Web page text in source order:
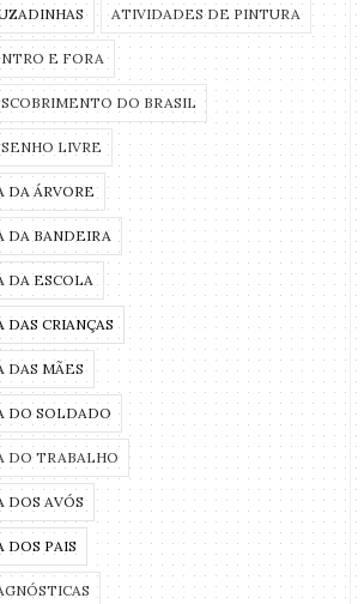
ATIVIDADES DE PINTURA
E FORA
DO BRASIL
LIVRE
DA ÁRVORE
DA BANDEIRA
DA ESCOLA
CRIANÇAS
DAS MÃES
DO SOLDADO
DO TRABALHO
DOS AVÓS
DOS PAIS